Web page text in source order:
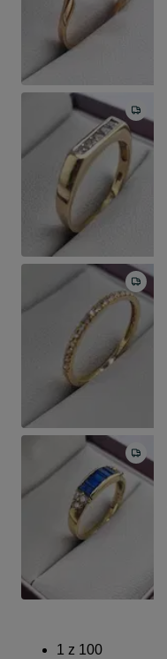
1 z 100